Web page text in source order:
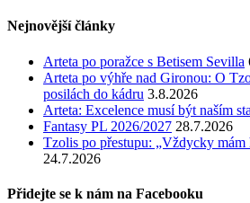
Nejnovější články
Arteta po poražce s Betisem Sevilla
Arteta po výhře nad Gironou: O
posilách do kádru 3.8.2026
Arteta: Excelence musí být naším
Fantasy PL 2026/2027 28.7.2026
Tzolis po přestupu: „Vždycky mám
24.7.2026
Přidejte se k nám na Facebooku